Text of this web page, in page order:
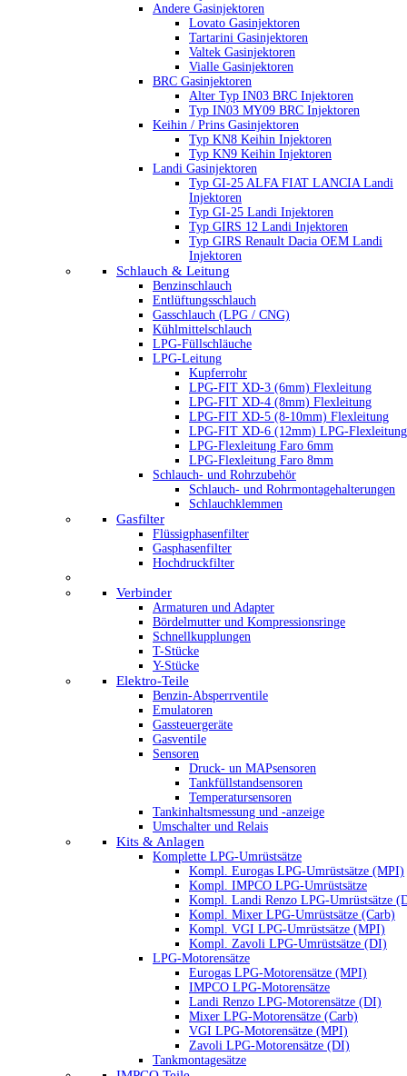
Andere Gasinjektoren
Lovato Gasinjektoren
Tartarini Gasinjektoren
Valtek Gasinjektoren
Vialle Gasinjektoren
BRC Gasinjektoren
Alter Typ IN03 BRC Injektoren
Typ IN03 MY09 BRC Injektoren
Keihin / Prins Gasinjektoren
Typ KN8 Keihin Injektoren
Typ KN9 Keihin Injektoren
Landi Gasinjektoren
Typ GI-25 ALFA FIAT LANCIA Landi
Injektoren
Typ GI-25 Landi Injektoren
Typ GIRS 12 Landi Injektoren
Typ GIRS Renault Dacia OEM Landi
Injektoren
Schlauch & Leitung
Benzinschlauch
Entlüftungsschlauch
Gasschlauch (LPG / CNG)
Kühlmittelschlauch
LPG-Füllschläuche
LPG-Leitung
Kupferrohr
LPG-FIT XD-3 (6mm) Flexleitung
LPG-FIT XD-4 (8mm) Flexleitung
LPG-FIT XD-5 (8-10mm) Flexleitung
LPG-FIT XD-6 (12mm) LPG-Flexleitung
LPG-Flexleitung Faro 6mm
LPG-Flexleitung Faro 8mm
Schlauch- und Rohrzubehör
Schlauch- und Rohrmontagehalterungen
Schlauchklemmen
Gasfilter
Flüssigphasenfilter
Gasphasenfilter
Hochdruckfilter
Verbinder
Armaturen und Adapter
Bördelmutter und Kompressionsringe
Schnellkupplungen
T-Stücke
Y-Stücke
Elektro-Teile
Benzin-Absperrventile
Emulatoren
Gassteuergeräte
Gasventile
Sensoren
Druck- un MAPsensoren
Tankfüllstandsensoren
Temperatursensoren
Tankinhaltsmessung und -anzeige
Umschalter und Relais
Kits & Anlagen
Komplette LPG-Umrüstsätze
Kompl. Eurogas LPG-Umrüstsätze (MPI)
Kompl. IMPCO LPG-Umrüstsätze
Kompl. Landi Renzo LPG-Umrüstsätze
Kompl. Mixer LPG-Umrüstsätze (Carb)
Kompl. VGI LPG-Umrüstsätze (MPI)
Kompl. Zavoli LPG-Umrüstsätze (DI)
LPG-Motorensätze
Eurogas LPG-Motorensätze (MPI)
IMPCO LPG-Motorensätze
Landi Renzo LPG-Motorensätze (DI)
Mixer LPG-Motorensätze (Carb)
VGI LPG-Motorensätze (MPI)
Zavoli LPG-Motorensätze (DI)
Tankmontagesätze